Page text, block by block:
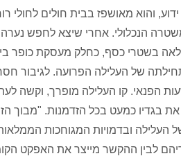
והוא מאושפז בבית חולים לחולי
הנכלולי. אחרי שיצא לחפש
בשטרי כסף, כחלק מעסקת כופר
של העלילה הפרועה. לגיבור
הפנאי. קו העלילה מופרך, וקשה
בגדיו כמעט בכל הזדמנות. "מבוך
העלילה ובדמויות המגוחכות
לבין ההקשר מייצר את האפקט